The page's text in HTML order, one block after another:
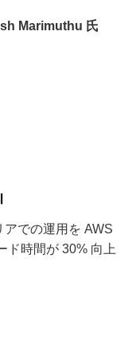
Marimuthu 氏
での運用を AWS
ド時間が 30% 向上